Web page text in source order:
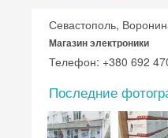
Севастополь,
Магазин электроники
Телефон: +380 692
Последние